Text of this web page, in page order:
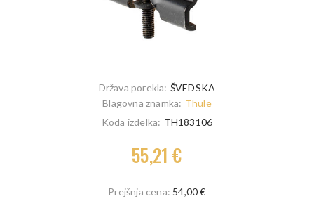
Država porekla: ŠVEDSKA
Blagovna znamka: Thule
Koda izdelka: TH183106
55,21 €
Prejšnja cena: 54,00 €